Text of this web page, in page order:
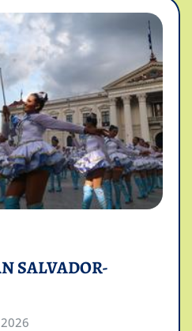
SALVADOR-